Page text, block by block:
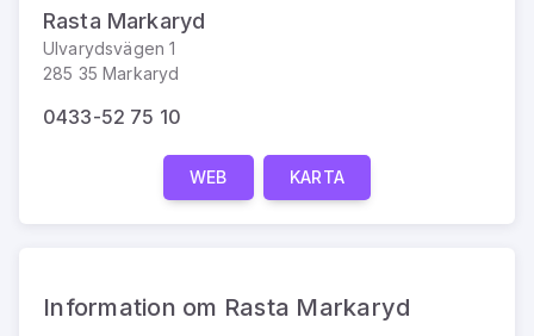
Rasta Markaryd
Ulvarydsvägen 1
285 35 Markaryd
0433-52 75 10
WEB KARTA
Information om Rasta Markaryd